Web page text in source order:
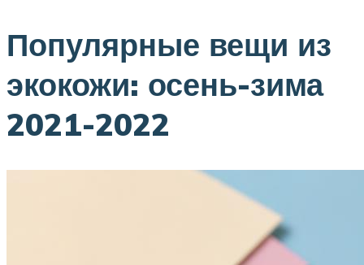
Популярные вещи из
экокожи: осень-зима
2021-2022